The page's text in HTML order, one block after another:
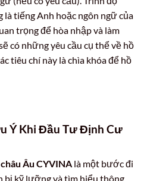
tiếng Anh hoặc ngôn ngữ của
trọng để hòa nhập và làm
có những yêu cầu cụ thể về hồ
tiêu chí này là chìa khóa để hồ
Ý Khi Đầu Tư Định Cư
Âu CYVINA là một bước đi
bị kỹ lưỡng và tìm hiểu thông